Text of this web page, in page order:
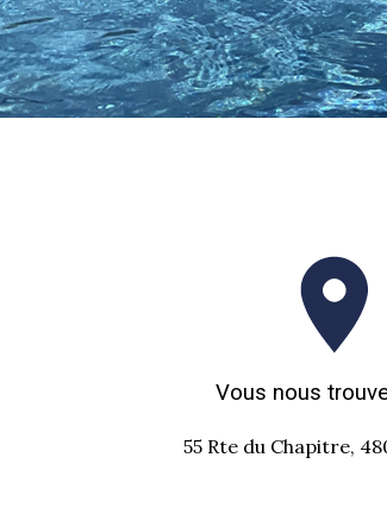
Vous nous
55 Rte du Chapitre,